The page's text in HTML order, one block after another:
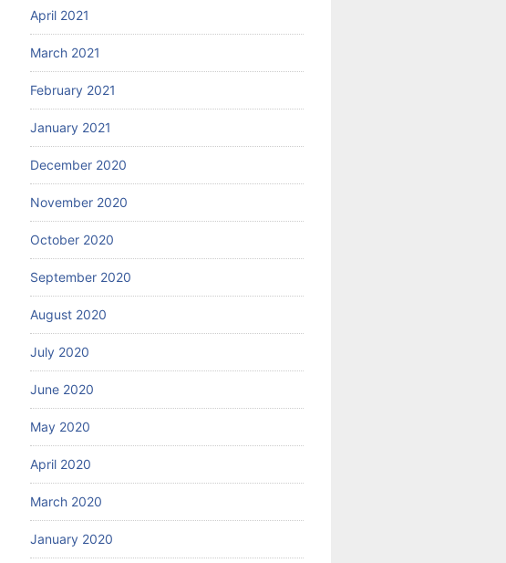
April 2021
March 2021
February 2021
January 2021
December 2020
November 2020
October 2020
September 2020
August 2020
July 2020
June 2020
May 2020
April 2020
March 2020
January 2020